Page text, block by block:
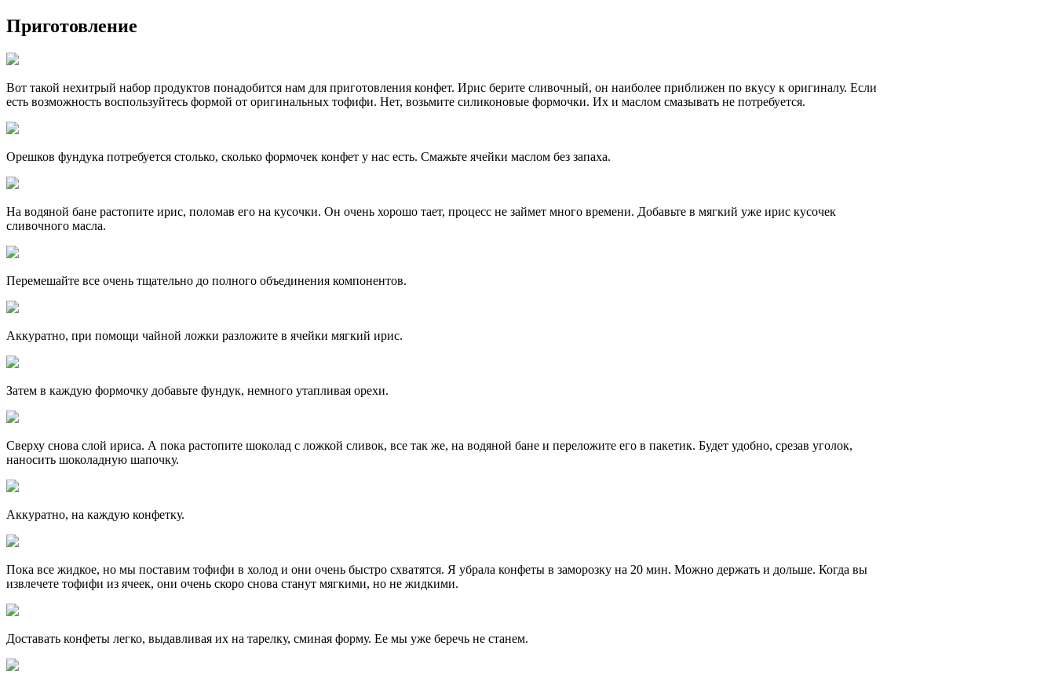
Приготовление
Вот такой нехитрый набор продуктов понадобится нам для приготовления конфет. Ирис берите сливочный, он наиболее приближен по вкусу к оригиналу. Если
есть возможность воспользуйтесь формой от оригинальных тофифи. Нет, возьмите силиконовые формочки. Их и маслом смазывать не потребуется.
Орешков фундука потребуется столько, сколько формочек конфет у нас есть. Смажьте ячейки маслом без запаха.
На водяной бане растопите ирис, поломав его на кусочки. Он очень хорошо тает, процесс не займет много времени. Добавьте в мягкий уже ирис кусочек
сливочного масла.
Перемешайте все очень тщательно до полного объединения компонентов.
Аккуратно, при помощи чайной ложки разложите в ячейки мягкий ирис.
Затем в каждую формочку добавьте фундук, немного утапливая орехи.
Сверху снова слой ириса. А пока растопите шоколад с ложкой сливок, все так же, на водяной бане и переложите его в пакетик. Будет удобно, срезав уголок,
наносить шоколадную шапочку.
Аккуратно, на каждую конфетку.
Пока все жидкое, но мы поставим тофифи в холод и они очень быстро схватятся. Я убрала конфеты в заморозку на 20 мин. Можно держать и дольше. Когда вы
извлечете тофифи из ячеек, они очень скоро снова станут мягкими, но не жидкими.
Доставать конфеты легко, выдавливая их на тарелку, сминая форму. Ее мы уже беречь не станем.